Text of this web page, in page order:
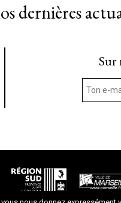
dernières
Sur